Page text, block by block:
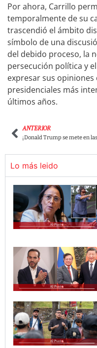
Por ahora, Carrillo
temporalmente de su
trascendió el ámbito
símbolo de una
del debido proceso, la
persecución política y
expresar sus opiniones
presidenciales más
últimos años.
ANTERIOR
Lo más leido